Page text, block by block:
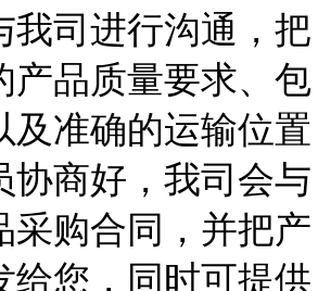
我司进行沟通，把
产品质量要求、包
及准确的运输位置
协商好，我司会与
采购合同，并把产
给您，同时可提供